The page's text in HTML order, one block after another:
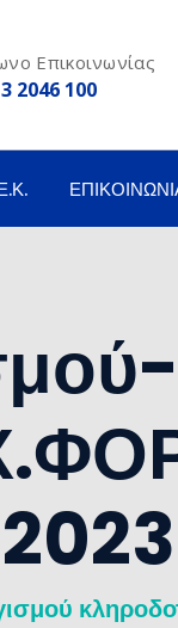
Επικοινωνίας
2046 100